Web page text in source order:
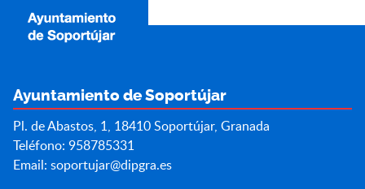
Ayuntamiento de Soportújar
Pl. de Abastos, 1, 18410 Soportújar, Granada
Teléfono: 958785331
Email: soportujar@dipgra.es